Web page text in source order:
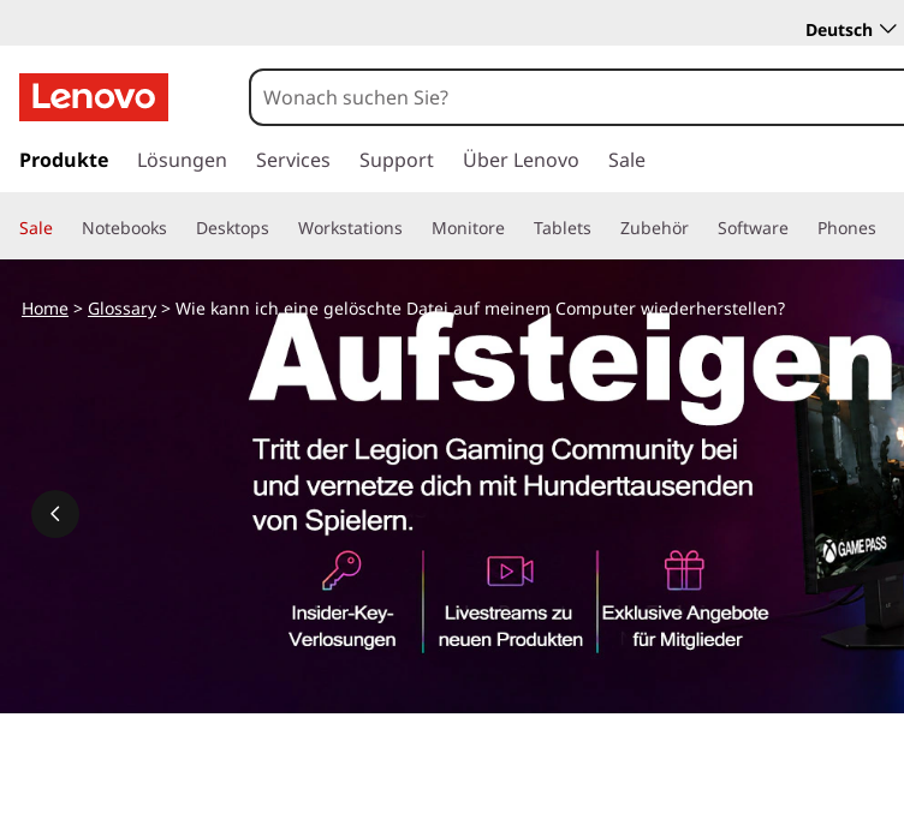
Deutsch
u
a
u
t
Produkte Lösungen Services Support Über Lenovo Sale
Sale Notebooks Desktops Workstations Monitore Tablets Zubehör Software Phones
Home > Glossary > Wie kann ich eine gelöschte Datei auf meinem Computer wiederherstellen?